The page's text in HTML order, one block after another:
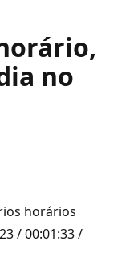
no
horários
/ 00:01:33 /